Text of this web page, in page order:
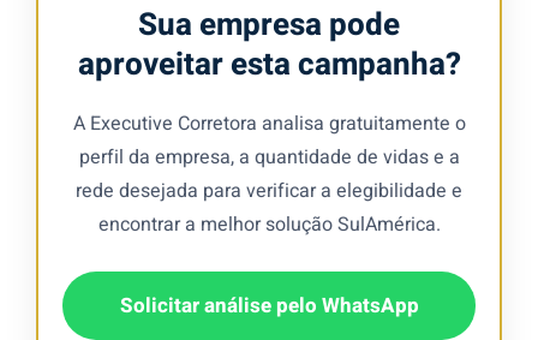
Sua empresa pode
aproveitar esta campanha?
A Executive Corretora analisa gratuitamente o
perfil da empresa, a quantidade de vidas e a
rede desejada para verificar a elegibilidade e
encontrar a melhor solução SulAmérica.
Solicitar análise pelo WhatsApp